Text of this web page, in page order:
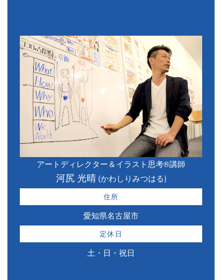
アートディレクター＆イラスト思考®講師
河尻 光晴(かわしりみつはる)
住所
愛知県名古屋市
定休日
土・日・祝日